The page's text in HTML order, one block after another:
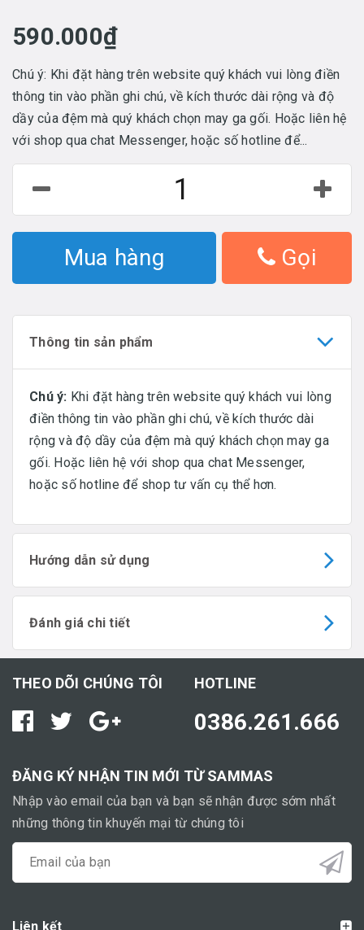
590.000₫
Chú ý: Khi đặt hàng trên website quý khách vui lòng điền
thông tin vào phần ghi chú, về kích thước dài rộng và độ
dầy của đệm mà quý khách chọn may ga gối. Hoặc liên hệ
với shop qua chat Messenger, hoặc số hotline để...
Mua hàng Gọi
Thông tin sản phẩm
Chú ý: Khi đặt hàng trên website quý khách vui lòng
điền thông tin vào phần ghi chú, về kích thước dài
rộng và độ dầy của đệm mà quý khách chọn may ga
gối. Hoặc liên hệ với shop qua chat Messenger,
hoặc số hotline để shop tư vấn cụ thể hơn.
Hướng dẫn sử dụng
Đánh giá chi tiết
THEO DÕI CHÚNG TÔI HOTLINE
0386.261.666
ĐĂNG KÝ NHẬN TIN MỚI TỪ SAMMAS
Nhập vào email của bạn và bạn sẽ nhận được sớm nhất
những thông tin khuyến mại từ chúng tôi
Liên kết